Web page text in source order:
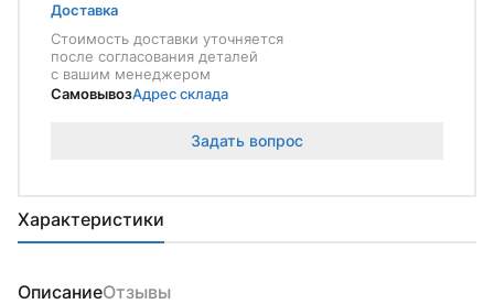
Характеристики
Доставка
Стоимость доставки уточняется
после согласования деталей
с вашим менеджером
СамовывозАдрес склада
Задать вопрос
ОписаниеОтзывы